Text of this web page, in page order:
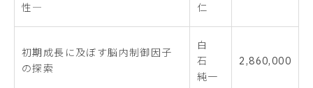
性―
仁
初期成長に及ぼす脳内制御因子
の探索
白
石
純一
2,860,000